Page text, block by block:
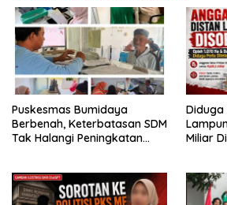
‎Puskesmas Bumidaya
Berbenah, Keterbatasan SDM
Tak Halangi Peningkatan
Diduga
Miliar